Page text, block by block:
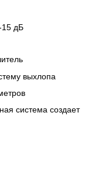
дБ
выхлопа
система создает